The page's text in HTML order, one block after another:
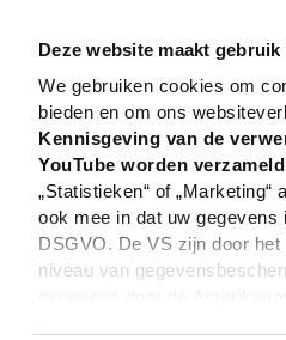
Deze website maakt
We gebruiken cookies om
bieden en om ons
Kennisgeving van de
YouTube worden
„Statistieken“ of
ook mee in dat uw
DSGVO. De VS zijn door
niveau van